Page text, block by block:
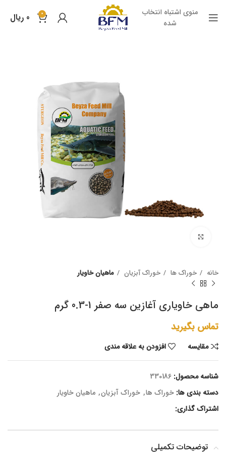
منوی اشتباه انتخاب
شده
0
0 ریال
خانه خوراک ها خوراک آبزیان ماهیان خاویار
ماهی خاویاری آغازین سه صفر 1-0.3 گرم
تماس بگیرید
مقايسه افزودن به علاقه مندی
شناسه محصول: 330186
دسته بندی ها: خوراک ها, خوراک آبزیان, ماهیان خاویار
اشتراک گذاری:
توضیحات تکمیلی